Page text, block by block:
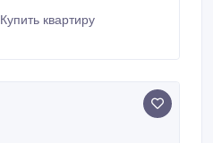
Купить квартиру